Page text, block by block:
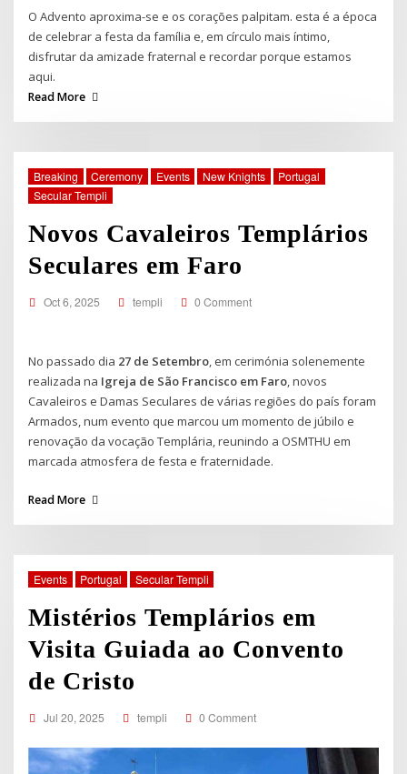
O Advento aproxima-se e os corações palpitam. esta é a época
de celebrar a festa da família e, em círculo mais íntimo,
disfrutar da amizade fraternal e recordar porque estamos
aqui.
Read More
Breaking Ceremony Events New Knights
Portugal
Secular Templi
Novos Cavaleiros Templários
Seculares em Faro
Oct 6, 2025 templi 0 Comment
No passado dia 27 de Setembro , em cerimónia solenemente
realizada na Igreja de São Francisco em Faro , novos
Cavaleiros e Damas Seculares de várias regiões do país foram
Armados, num evento que marcou um momento de júbilo e
renovação da vocação Templária, reunindo a OSMTHU em
marcada atmosfera de festa e fraternidade.
Read More
Events Portugal Secular Templi
Mistérios Templários em
Visita Guiada ao Convento
de Cristo
Jul 20, 2025 templi 0 Comment